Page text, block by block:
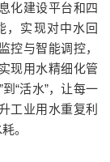
化建设平台和四
，实现对中水回
控与智能调控，
现用水精细化管
“活水”，让每一
工业用水重复利
。